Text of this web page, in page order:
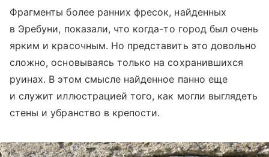
Фрагменты более ранних фресок, найденных
в Эребуни, показали, что когда-то город был очень
ярким и красочным. Но представить это довольно
сложно, основываясь только на сохранившихся
руинах. В этом смысле найденное панно еще
и служит иллюстрацией того, как могли выглядеть
стены и убранство в крепости.